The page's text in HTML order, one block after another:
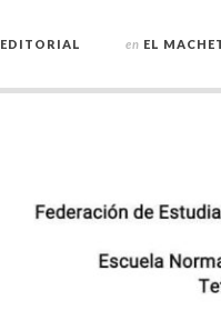
EDITORIAL en EL